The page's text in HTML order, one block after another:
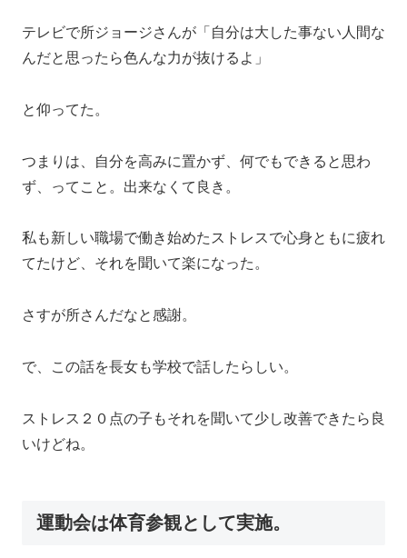
テレビで所ジョージさんが「自分は大した事ない人間な
んだと思ったら色んな力が抜けるよ」
と仰ってた。
つまりは、自分を高みに置かず、何でもできると思わ
ず、ってこと。出来なくて良き。
私も新しい職場で働き始めたストレスで心身ともに疲れ
てたけど、それを聞いて楽になった。
さすが所さんだなと感謝。
で、この話を長女も学校で話したらしい。
ストレス２０点の子もそれを聞いて少し改善できたら良
いけどね。
運動会は体育参観として実施。